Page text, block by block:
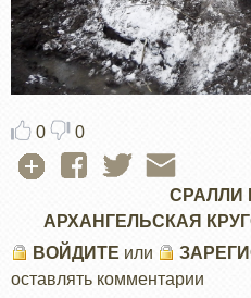
0 0
СРАЛЛИ
АРХАНГЕЛЬСКАЯ
ВОЙДИТЕ или
оставлять комментарии